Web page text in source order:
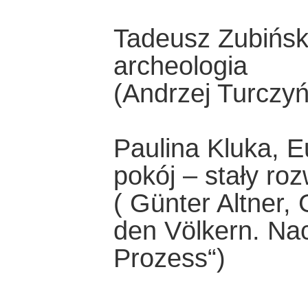
Tadeusz
archeologia
(Andrzej
Paulina Kluka,
pokój – stały
( Günter Altner,
den Völkern.
Prozess“)